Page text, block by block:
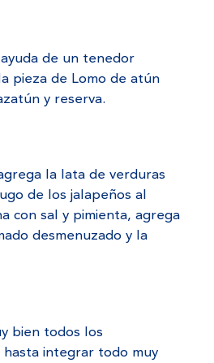
de un tenedor
pieza de Lomo de atún
y reserva.
la lata de verduras
de los jalapeños al
con sal y pimienta, agrega
desmenuzado y la
bien todos los
hasta integrar todo muy